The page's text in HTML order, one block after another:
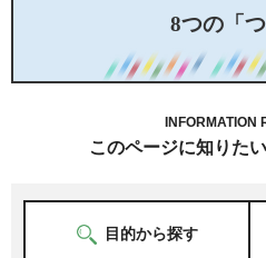
8つの「つ
INFORMATION
このページに知りた
目的から探す